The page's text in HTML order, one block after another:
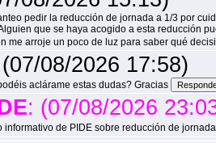
pedir la reducción de jornada a 1/3 por
que se haya acogido a esta reducción
me arroje un poco de luz para saber qué
08/2026 17:58)
aclárame estas dudas? Gracias
: (07/08/2026
informativo de PIDE sobre reducción de